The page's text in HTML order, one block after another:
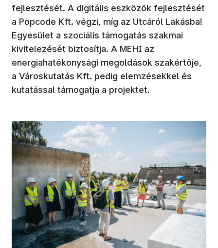
fejlesztését. A digitális eszközök fejlesztését
a Popcode Kft. végzi, míg az Utcáról Lakásba!
Egyesület a szociális támogatás szakmai
kivitelezését biztosítja. A MEHI az
energiahatékonysági megoldások szakértője,
a Városkutatás Kft. pedig elemzésekkel és
kutatással támogatja a projektet.